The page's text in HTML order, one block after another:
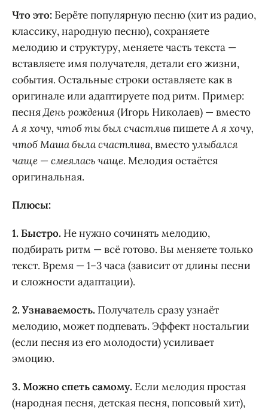
Что это: Берёте популярную песню (хит из радио,
классику, народную песню), сохраняете
мелодию и структуру, меняете часть текста —
вставляете имя получателя, детали его жизни,
события. Остальные строки оставляете как в
оригинале или адаптируете под ритм. Пример:
песняДень рождения (Игорь Николаев) — вместо
А я хочу, чтоб ты был счастливпишетеА я хочу,
чтоб Маша была счастлива, вместоулыбался
чаще —смеялась чаще. Мелодия остаётся
оригинальная.
Плюсы:
1. Быстро. Не нужно сочинять мелодию,
подбирать ритм — всё готово. Вы меняете только
текст. Время — 1–3 часа (зависит от длины песни
и сложности адаптации).
2. Узнаваемость. Получатель сразу узнаёт
мелодию, может подпевать. Эффект ностальгии
(если песня из его молодости) усиливает
эмоцию.
3. Можно спеть самому. Если мелодия простая
(народная песня, детская песня, попсовый хит),